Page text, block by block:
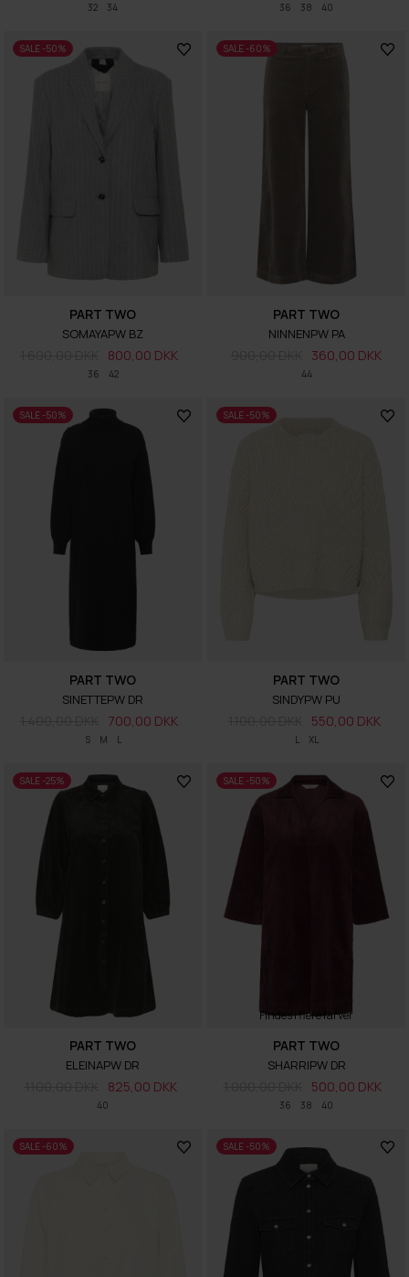
32 34 36 38 40
SALE -50%
36 42
PART TWO
SOMAYAPW BZ
800,00 DKK
SALE -60%
44
PART TWO
NINNENPW PA
360,00 DKK
SALE -50%
S M L
PART TWO
SINETTEPW DR
700,00 DKK
SALE -50%
L XL
PART TWO
SINDYPW PU
550,00 DKK
SALE -25%
40
PART TWO
ELEINAPW DR
825,00 DKK
SALE -50%
Findes i flere farver
36 38 40
PART TWO
SHARRIPW DR
500,00 DKK
SALE -60% SALE -50%